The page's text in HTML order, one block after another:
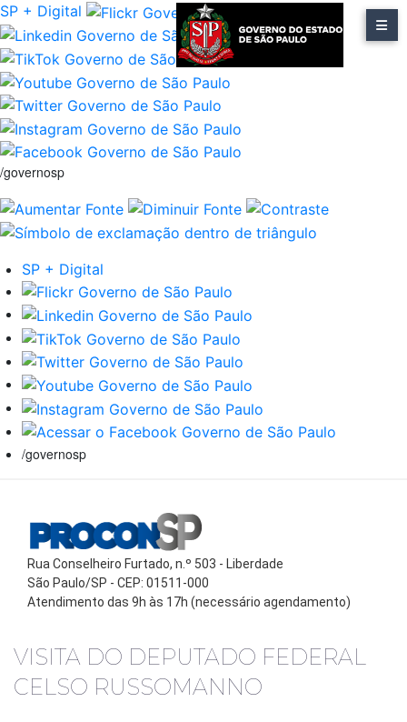
SP + Digital
/governosp
SP + Digital
/governosp
Rua Conselheiro Furtado, n.º 503 - Liberdade
São Paulo/SP - CEP: 01511-000
Atendimento das 9h às 17h (necessário agendamento)
VISITA DO DEPUTADO FEDERAL
CELSO RUSSOMANNO